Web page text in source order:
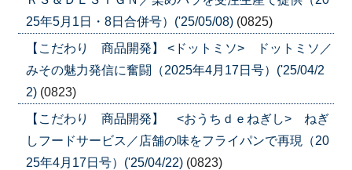
25年5月1日・8日合併号）('25/05/08) (0825)
【こだわり 商品開発】 <ドットミソ> ドットミソ／
みその魅力発信に奮闘（2025年4月17日号）('25/04/2
2) (0823)
【こだわり 商品開発】 <おうちｄｅねぎし> ねぎ
しフードサービス／店舗の味をフライパンで再現（20
25年4月17日号）('25/04/22) (0823)